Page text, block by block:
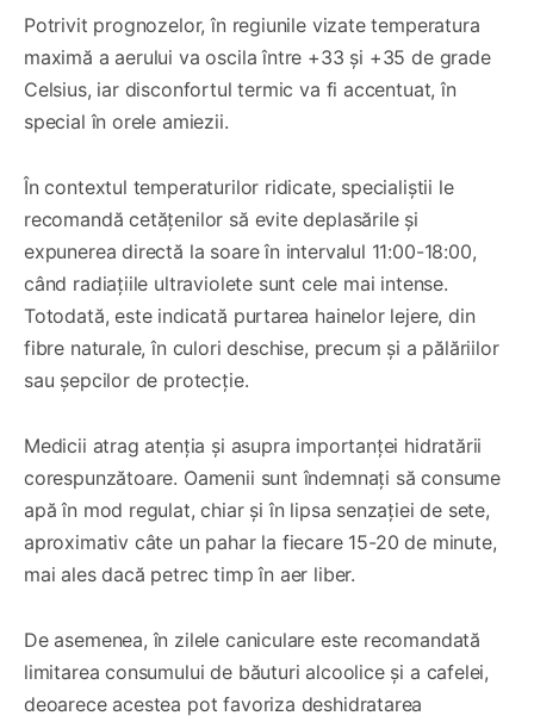
Potrivit prognozelor, în regiunile vizate temperatura
maximă a aerului va oscila între +33 și +35 de grade
Celsius, iar disconfortul termic va fi accentuat, în
special în orele amiezii.
În contextul temperaturilor ridicate, specialiștii le
recomandă cetățenilor să evite deplasările și
expunerea directă la soare în intervalul 11:00-18:00,
când radiațiile ultraviolete sunt cele mai intense.
Totodată, este indicată purtarea hainelor lejere, din
fibre naturale, în culori deschise, precum și a pălăriilor
sau șepcilor de protecție.
Medicii atrag atenția și asupra importanței hidratării
corespunzătoare. Oamenii sunt îndemnați să consume
apă în mod regulat, chiar și în lipsa senzației de sete,
aproximativ câte un pahar la fiecare 15-20 de minute,
mai ales dacă petrec timp în aer liber.
De asemenea, în zilele caniculare este recomandată
limitarea consumului de băuturi alcoolice și a cafelei,
deoarece acestea pot favoriza deshidratarea